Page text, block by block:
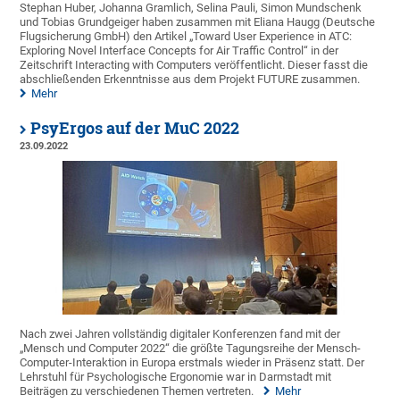
Stephan Huber, Johanna Gramlich, Selina Pauli, Simon Mundschenk
und Tobias Grundgeiger haben zusammen mit Eliana Haugg (Deutsche
Flugsicherung GmbH) den Artikel „Toward User Experience in ATC:
Exploring Novel Interface Concepts for Air Traffic Control“ in der
Zeitschrift Interacting with Computers veröffentlicht. Dieser fasst die
abschließenden Erkenntnisse aus dem Projekt FUTURE zusammen.
Mehr
PsyErgos auf der MuC 2022
23.09.2022
Nach zwei Jahren vollständig digitaler Konferenzen fand mit der
„Mensch und Computer 2022“ die größte Tagungsreihe der Mensch-
Computer-Interaktion in Europa erstmals wieder in Präsenz statt. Der
Lehrstuhl für Psychologische Ergonomie war in Darmstadt mit
Beiträgen zu verschiedenen Themen vertreten.
Mehr